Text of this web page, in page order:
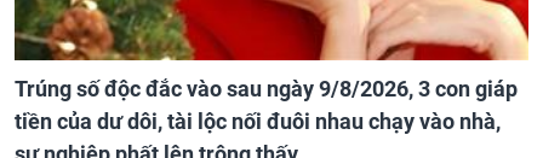
Trúng số độc đắc vào sau ngày 9/8/2026, 3 con giáp
tiền của dư dôi, tài lộc nối đuôi nhau chạy vào nhà,